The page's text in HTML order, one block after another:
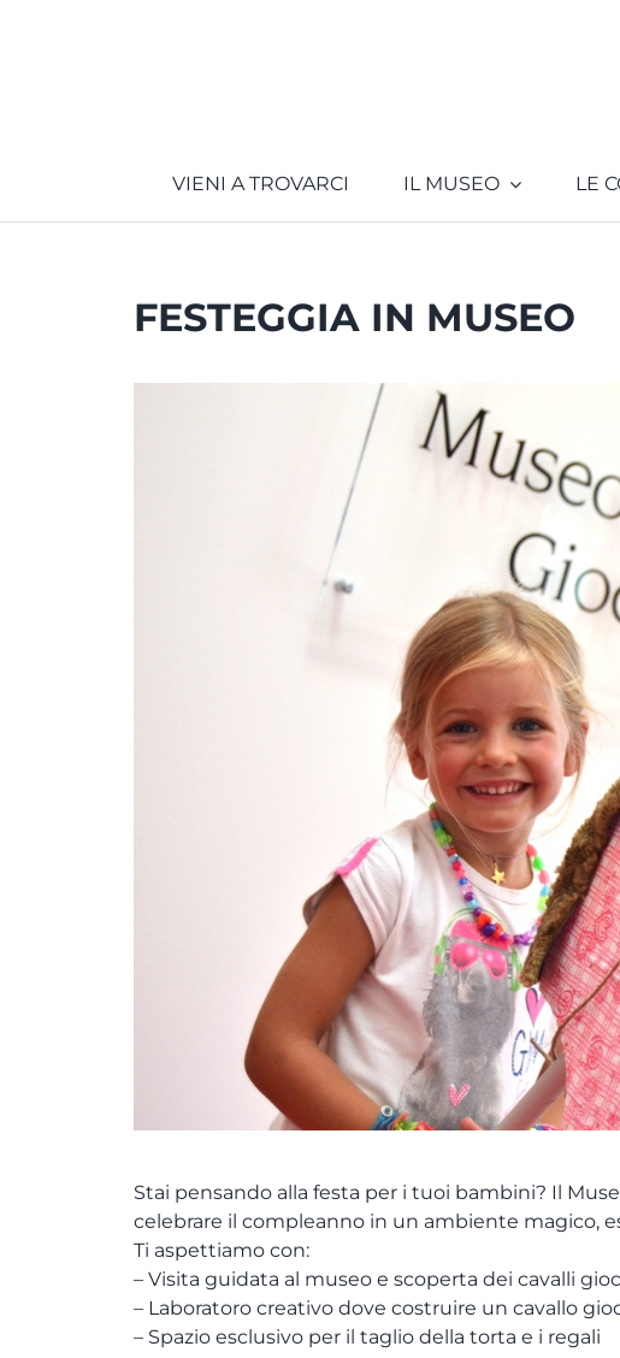
VIENI A TROVARCI IL MUSEO LE
FESTEGGIA IN MUSEO
Stai pensando alla festa per i tuoi bambini? Il
celebrare il compleanno in un ambiente magico,
Ti aspettiamo con:
– Visita guidata al museo e scoperta dei cavalli
– Laboratoro creativo dove costruire un cavallo
– Spazio esclusivo per il taglio della torta e i regali